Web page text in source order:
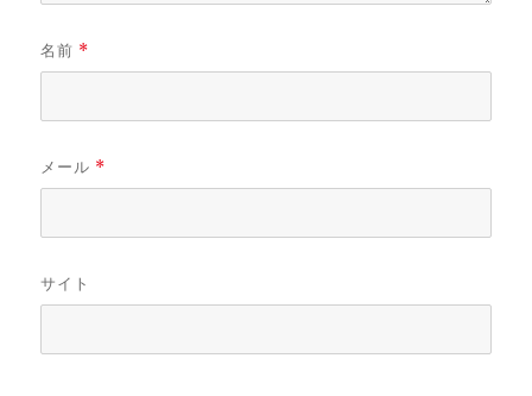
名前 *
メール *
サイト